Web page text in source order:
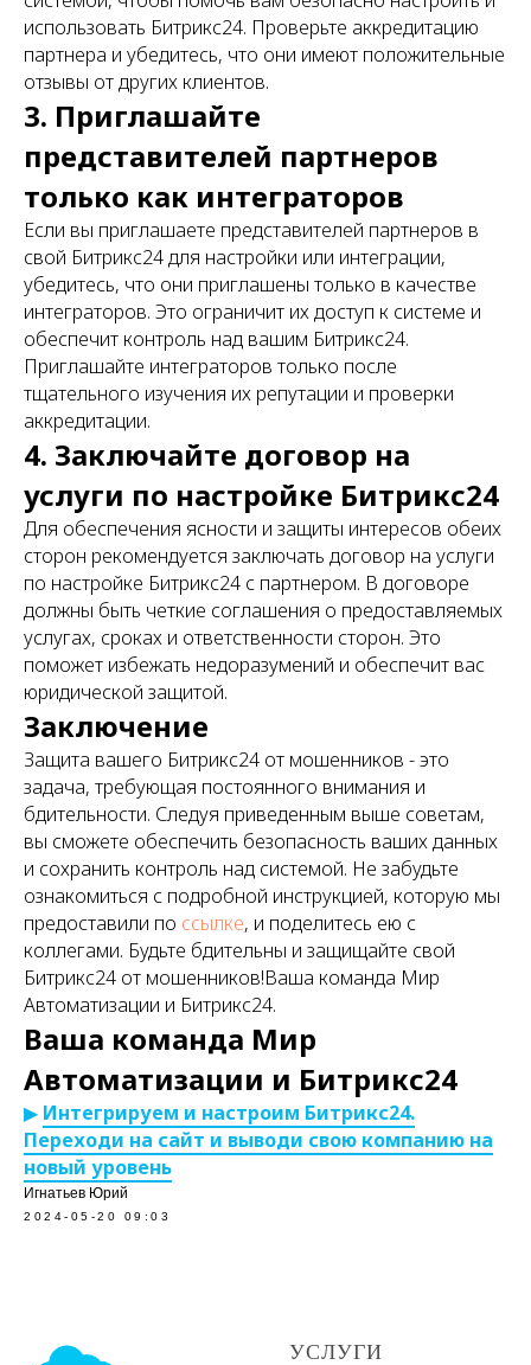
использовать Битрикс24. Проверьте аккредитацию
партнера и убедитесь, что они имеют положительные
отзывы от других клиентов.
3. Приглашайте
представителей партнеров
только как интеграторов
Если вы приглашаете представителей партнеров в
свой Битрикс24 для настройки или интеграции,
убедитесь, что они приглашены только в качестве
интеграторов. Это ограничит их доступ к системе и
обеспечит контроль над вашим Битрикс24.
Приглашайте интеграторов только после
тщательного изучения их репутации и проверки
аккредитации.
4. Заключайте договор на
услуги по настройке Битрикс24
Для обеспечения ясности и защиты интересов обеих
сторон рекомендуется заключать договор на услуги
по настройке Битрикс24 с партнером. В договоре
должны быть четкие соглашения о предоставляемых
услугах, сроках и ответственности сторон. Это
поможет избежать недоразумений и обеспечит вас
юридической защитой.
Заключение
Защита вашего Битрикс24 от мошенников - это
задача, требующая постоянного внимания и
бдительности. Следуя приведенным выше советам,
вы сможете обеспечить безопасность ваших данных
и сохранить контроль над системой. Не забудьте
ознакомиться с подробной инструкцией, которую мы
предоставили по ссылке, и поделитесь ею с
коллегами. Будьте бдительны и защищайте свой
Битрикс24 от мошенников!Ваша команда Мир
Автоматизации и Битрикс24.
Ваша команда Мир
Автоматизации и Битрикс24
▶ Интегрируем и настроим Битрикс24.
Переходи на сайт и выводи свою компанию на
новый уровень
Игнатьев Юрий
2024-05-20 09:03
УСЛУГИ